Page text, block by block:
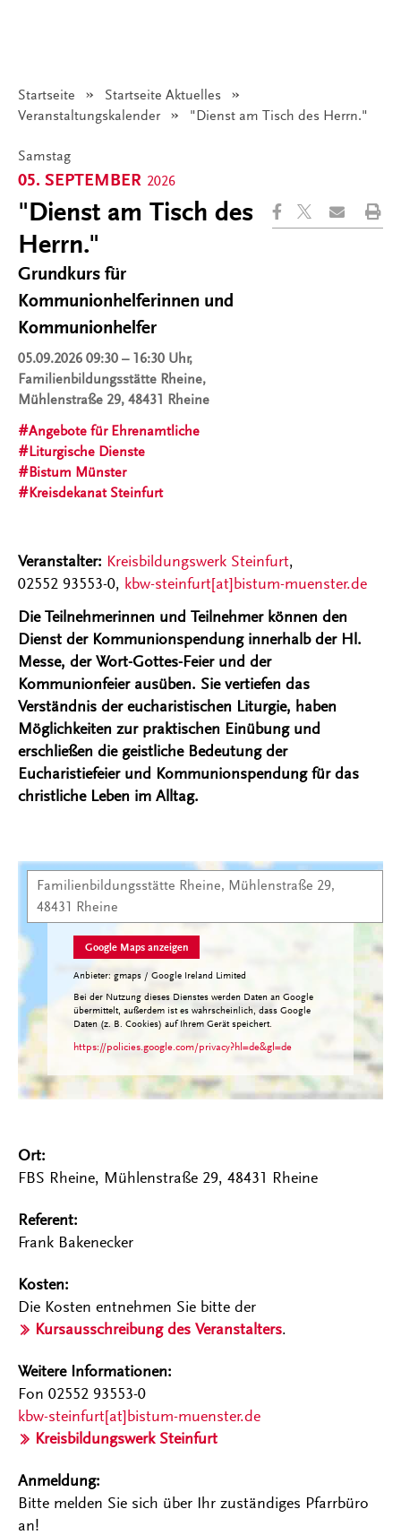
Startseite
Startseite Aktuelles
Veranstaltungskalender
Angezeigt:
"Dienst am Tisch des Herrn."
Samstag
05. SEPTEMBER 2026
"Dienst am Tisch des
Herrn."
Grundkurs für
Kommunionhelferinnen und
Kommunionhelfer
05.09.2026 09:30 – 16:30 Uhr,
Familienbildungsstätte Rheine,
Mühlenstraße 29, 48431 Rheine
Angebote für Ehrenamtliche
Liturgische Dienste
Bistum Münster
Kreisdekanat Steinfurt
Veranstalter: Kreisbildungswerk Steinfurt,
02552 93553-0, kbw-steinfurt[at]bistum-muenster.de
Die Teilnehmerinnen und Teilnehmer können den
Dienst der Kommunionspendung innerhalb der Hl.
Messe, der Wort-Gottes-Feier und der
Kommunionfeier ausüben. Sie vertiefen das
Verständnis der eucharistischen Liturgie, haben
Möglichkeiten zur praktischen Einübung und
erschließen die geistliche Bedeutung der
Eucharistiefeier und Kommunionspendung für das
christliche Leben im Alltag.
Kartenansicht
Familienbildungsstätte Rheine, Mühlenstraße 29,
48431 Rheine
Google Maps anzeigen
Anbieter: gmaps / Google Ireland Limited
Bei der Nutzung dieses Dienstes werden Daten an Google
übermittelt, außerdem ist es wahrscheinlich, dass Google
Daten (z. B. Cookies) auf Ihrem Gerät speichert.
https://policies.google.com/privacy?hl=de&gl=de
Ort:
FBS Rheine, Mühlenstraße 29, 48431 Rheine
Referent:
Frank Bakenecker
Kosten:
Die Kosten entnehmen Sie bitte der
Kursausschreibung des Veranstalters.
Weitere Informationen:
Fon 02552 93553-0
kbw-steinfurt[at]bistum-muenster.de
Kreisbildungswerk Steinfurt
Anmeldung:
Bitte melden Sie sich über Ihr zuständiges Pfarrbüro
an!